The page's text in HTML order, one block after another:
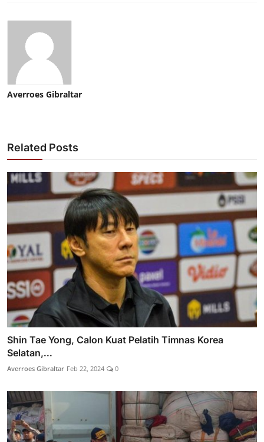
Averroes Gibraltar
Related Posts
Shin Tae Yong, Calon Kuat Pelatih Timnas Korea
Selatan,...
Averroes Gibraltar Feb 22, 2024 0